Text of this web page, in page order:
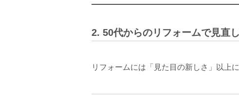
2. 50代からのリフォームで見直
リフォームには「見た目の新しさ」以上